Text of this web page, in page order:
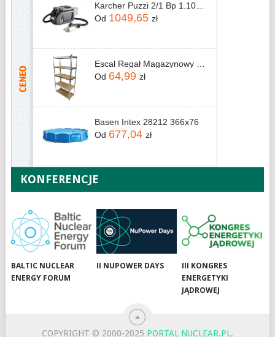
Karcher Puzzi 2/1 Bp 1.101-750.0
Od 1049,65 zł
Escal Regał Magazynowy Metalowy 150×75×30cm – 5 Półek, Nośność 875 Kg Rm-035-1
Od 64,99 zł
Basen Intex 28212 366x76
Od 677,04 zł
KONFERENCJE
BALTIC NUCLEAR
ENERGY FORUM
II NUPOWER DAYS
III KONGRES
ENERGETYKI
JĄDROWEJ
COPYRIGHT © 2000-2025 PORTAL NUCLEAR.PL.